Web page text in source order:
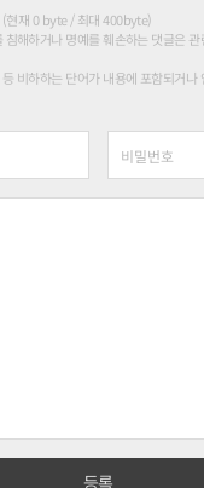
(현재 0 byte / 최대 400byte)
침해하거나 명예를 훼손하는 댓글은
비하하는 단어가 내용에 포함되거나